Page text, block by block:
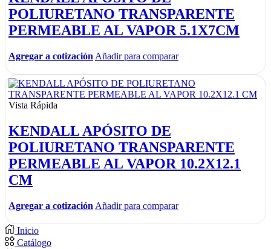
POLIURETANO TRANSPARENTE
PERMEABLE AL VAPOR 5.1X7CM
Agregar a cotización Añadir para comparar
Vista Rápida
KENDALL APÓSITO DE
POLIURETANO TRANSPARENTE
PERMEABLE AL VAPOR 10.2X12.1
CM
Agregar a cotización Añadir para comparar
Inicio
Catálogo